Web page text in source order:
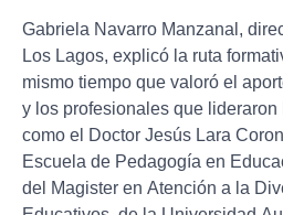
Gabriela Navarro Manzanal,
Los Lagos, explicó la ruta
mismo tiempo que valoró el
y los profesionales que lideraron
como el Doctor Jesús Lara
Escuela de Pedagogía en
del Magister en Atención a la